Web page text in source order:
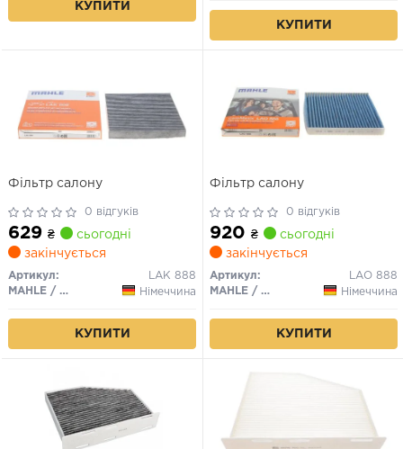
КУПИТИ
КУПИТИ
Фільтр салону
0 відгуків
629 ₴
сьогодні
закінчується
Артикул:
LAK 888
MAHLE / KNECHT
Німеччина
КУПИТИ
Фільтр салону
0 відгуків
920 ₴
сьогодні
закінчується
Артикул:
LAO 888
MAHLE / KNECHT
Німеччина
КУПИТИ